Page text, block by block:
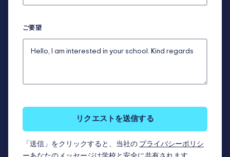
ご要望
リクエストを送信する
「送信」をクリックすると、当社の プライバシーポリシ